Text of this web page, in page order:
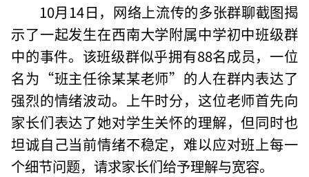
10月14日，网络上流传的多张群聊截图揭
示了一起发生在西南大学附属中学初中班级群
中的事件。该班级群似乎拥有88名成员，一位
名为“班主任徐某某老师”的人在群内表达了
强烈的情绪波动。上午时分，这位老师首先向
家长们表达了她对学生关怀的理解，但同时也
坦诚自己当前情绪不稳定，难以应对班上每一
个细节问题，请求家长们给予理解与宽容。